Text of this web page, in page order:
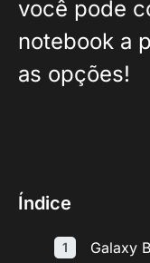
você pode
notebook a
as opções!
Índice
Galaxy